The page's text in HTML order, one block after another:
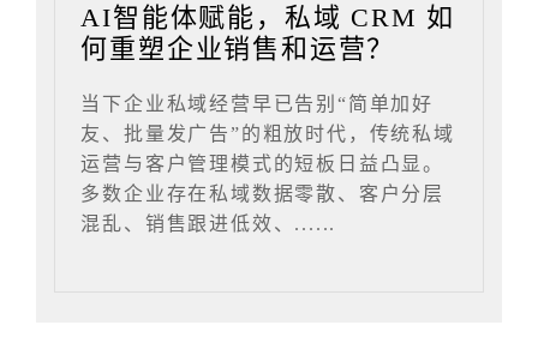
AI智能体赋能，私域 CRM 如
何重塑企业销售和运营？
当下企业私域经营早已告别“简单加好
友、批量发广告”的粗放时代，传统私域
运营与客户管理模式的短板日益凸显。
多数企业存在私域数据零散、客户分层
混乱、销售跟进低效、......